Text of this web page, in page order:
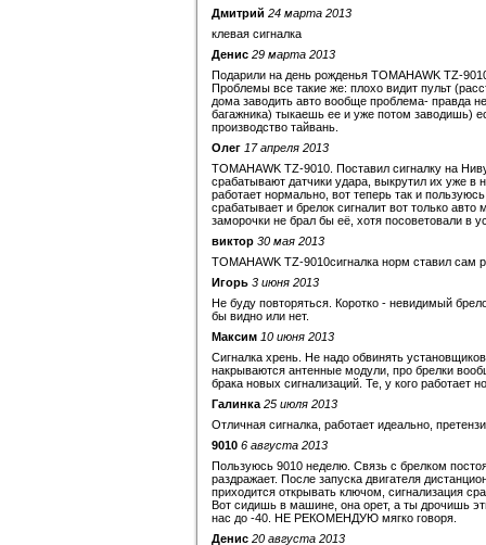
Дмитрий 24 марта 2013
клевая сигналка
Денис 29 марта 2013
Подарили на день рожденья TOMAHAWK TZ-
Проблемы все такие же: плохо видит пульт
дома заводить авто вообще проблема- правда
багажника) тыкаешь ее и уже потом заводишь)
производство тайвань.
Олег 17 апреля 2013
TOMAHAWK TZ-9010. Поставил сигналку на
срабатывают датчики удара, выкрутил их уже в
работает нормально, вот теперь так и
срабатывает и брелок сигналит вот только
заморочки не брал бы её, хотя посоветовали в
виктор 30 мая 2013
TOMAHAWK TZ-9010сигналка норм ставил сам
Игорь 3 июня 2013
Не буду повторяться. Коротко - невидимый
бы видно или нет.
Максим 10 июня 2013
Сигналка хрень. Не надо обвинять
накрываются антенные модули, про брелки
брака новых сигнализаций. Те, у кого работает
Галинка 25 июля 2013
Отличная сигналка, работает идеально,
9010 6 августа 2013
Пользуюсь 9010 неделю. Связь с брелком
раздражает. После запуска двигателя
приходится открывать ключом, сигнализация
Вот сидишь в машине, она орет, а ты дрочишь
нас до -40. НЕ РЕКОМЕНДУЮ мягко говоря.
Денис 20 августа 2013